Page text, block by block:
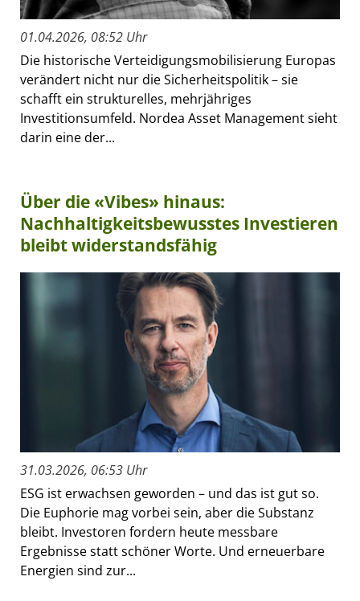
01.04.2026, 08:52 Uhr
Die historische Verteidigungsmobilisierung Europas
verändert nicht nur die Sicherheitspolitik – sie
schafft ein strukturelles, mehrjähriges
Investitionsumfeld. Nordea Asset Management sieht
darin eine der...
Über die «Vibes» hinaus:
Nachhaltigkeitsbewusstes Investieren
bleibt widerstandsfähig
31.03.2026, 06:53 Uhr
ESG ist erwachsen geworden – und das ist gut so.
Die Euphorie mag vorbei sein, aber die Substanz
bleibt. Investoren fordern heute messbare
Ergebnisse statt schöner Worte. Und erneuerbare
Energien sind zur...